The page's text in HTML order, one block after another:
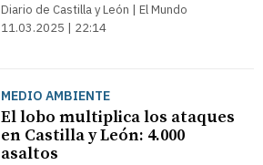
Diario de Castilla y León | El Mundo
11.03.2025 | 22:14
MEDIO AMBIENTE
El lobo multiplica los ataques
en Castilla y León: 4.000
asaltos